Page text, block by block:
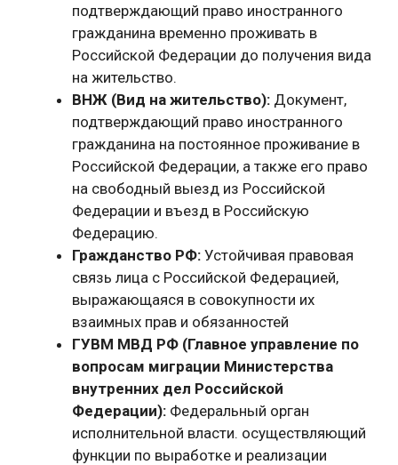
подтверждающий право иностранного
гражданина временно проживать в
Российской Федерации до получения вида
на жительство.
ВНЖ (Вид на жительство): Документ,
подтверждающий право иностранного
гражданина на постоянное проживание в
Российской Федерации, а также его право
на свободный выезд из Российской
Федерации и въезд в Российскую
Федерацию.
Гражданство РФ: Устойчивая правовая
связь лица с Российской Федерацией,
выражающаяся в совокупности их
взаимных прав и обязанностей
ГУВМ МВД РФ (Главное управление по
вопросам миграции Министерства
внутренних дел Российской
Федерации): Федеральный орган
исполнительной власти. осуществляющий
функции по выработке и реализации